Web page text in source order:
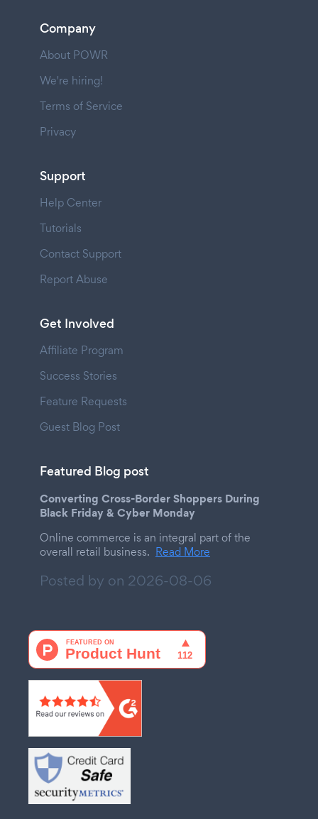
Company
About POWR
We're hiring!
Terms of Service
Privacy
Support
Help Center
Tutorials
Contact Support
Report Abuse
Get Involved
Affiliate Program
Success Stories
Feature Requests
Guest Blog Post
Featured Blog post
Converting Cross-Border Shoppers During
Black Friday & Cyber Monday
Online commerce is an integral part of the
overall retail business. Read More
Posted by on 2026-08-06